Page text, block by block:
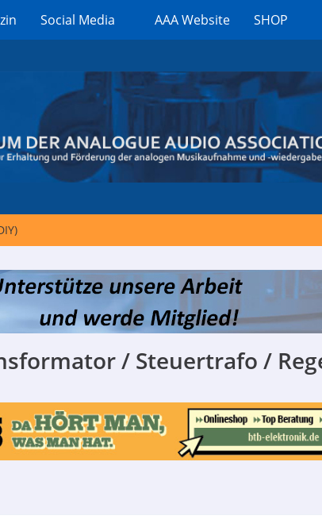
Social Media AAA Website SHOP
/ Steuertrafo /